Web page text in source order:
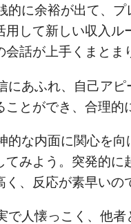
余裕が出て、プ
用して新しい収入ル
会話が上手くまとま
ふれ、自己アピ
とができ、合理的
内面に関心を向
てみよう。突発的
、反応が素早いの
懐っこく、他者と